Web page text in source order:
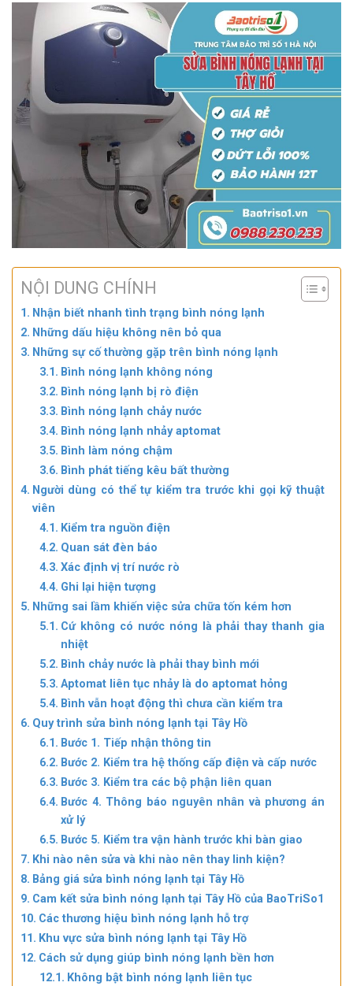
NỘI DUNG CHÍNH
Nhận biết nhanh tình trạng bình nóng lạnh
Những dấu hiệu không nên bỏ qua
Những sự cố thường gặp trên bình nóng lạnh
Bình nóng lạnh không nóng
Bình nóng lạnh bị rò điện
Bình nóng lạnh chảy nước
Bình nóng lạnh nhảy aptomat
Bình làm nóng chậm
Bình phát tiếng kêu bất thường
Người dùng có thể tự kiểm tra trước khi gọi kỹ thuật
viên
Kiểm tra nguồn điện
Quan sát đèn báo
Xác định vị trí nước rò
Ghi lại hiện tượng
Những sai lầm khiến việc sửa chữa tốn kém hơn
Cứ không có nước nóng là phải thay thanh gia
nhiệt
Bình chảy nước là phải thay bình mới
Aptomat liên tục nhảy là do aptomat hỏng
Bình vẫn hoạt động thì chưa cần kiểm tra
Quy trình sửa bình nóng lạnh tại Tây Hồ
Bước 1. Tiếp nhận thông tin
Bước 2. Kiểm tra hệ thống cấp điện và cấp nước
Bước 3. Kiểm tra các bộ phận liên quan
Bước 4. Thông báo nguyên nhân và phương án
xử lý
Bước 5. Kiểm tra vận hành trước khi bàn giao
Khi nào nên sửa và khi nào nên thay linh kiện?
Bảng giá sửa bình nóng lạnh tại Tây Hồ
Cam kết sửa bình nóng lạnh tại Tây Hồ của BaoTriSo1
Các thương hiệu bình nóng lạnh hỗ trợ
Khu vực sửa bình nóng lạnh tại Tây Hồ
Cách sử dụng giúp bình nóng lạnh bền hơn
Không bật bình nóng lạnh liên tục